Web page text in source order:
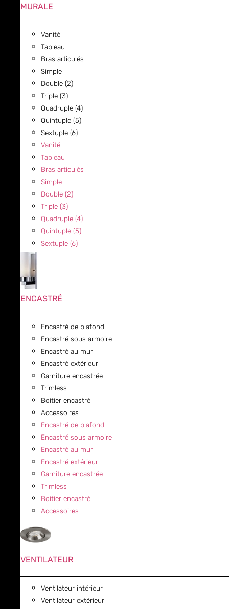
MURALE
Vanité
Tableau
Bras articulés
Simple
Double (2)
Triple (3)
Quadruple (4)
Quintuple (5)
Sextuple (6)
Vanité
Tableau
Bras articulés
Simple
Double (2)
Triple (3)
Quadruple (4)
Quintuple (5)
Sextuple (6)
ENCASTRÉ
Encastré de plafond
Encastré sous armoire
Encastré au mur
Encastré extérieur
Garniture encastrée
Trimless
Boitier encastré
Accessoires
Encastré de plafond
Encastré sous armoire
Encastré au mur
Encastré extérieur
Garniture encastrée
Trimless
Boitier encastré
Accessoires
VENTILATEUR
Ventilateur intérieur
Ventilateur extérieur